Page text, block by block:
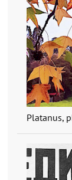
Platanus,